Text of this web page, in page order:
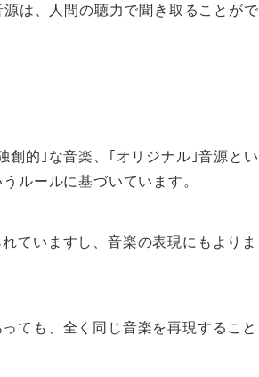
は、人間の聴力で聞き取ることがで
創的｣な音楽、｢オリジナル｣音源とい
ルールに基づいています。
ていますし、音楽の表現にもよりま
ても、全く同じ音楽を再現すること